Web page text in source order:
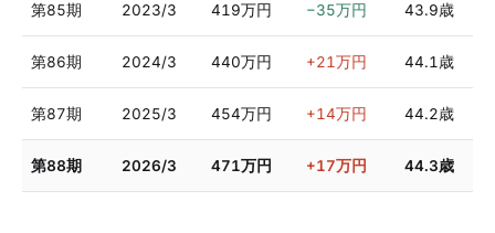
第85期 2023/3 419万円 −35万円 43.9歳
第86期 2024/3 440万円 +21万円 44.1歳
第87期 2025/3 454万円 +14万円 44.2歳
第88期 2026/3 471万円 +17万円 44.3歳